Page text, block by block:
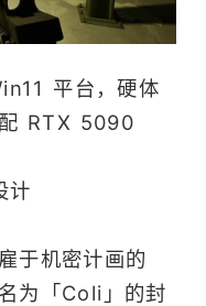
平台，硬体
RTX 5090
计
于机密计画的
为「Coli」的封